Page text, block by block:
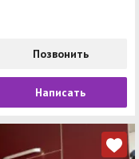
Позвонить
Написать